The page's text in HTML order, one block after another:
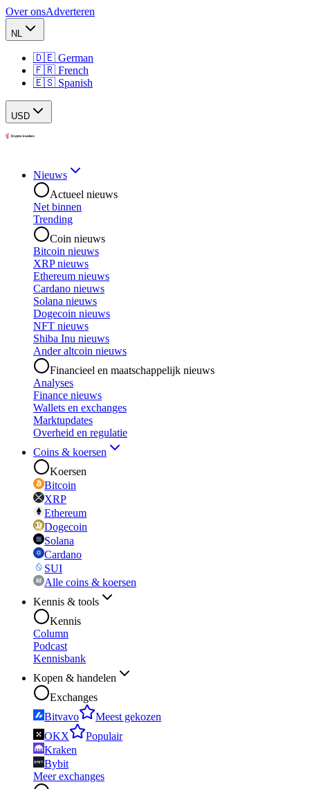
Over onsAdverteren
NL
🇩🇪 German
🇫🇷 French
🇪🇸 Spanish
USD
Nieuws
Actueel nieuws
Net binnen
Trending
Coin nieuws
Bitcoin nieuws
XRP nieuws
Ethereum nieuws
Cardano nieuws
Solana nieuws
Dogecoin nieuws
NFT nieuws
Shiba Inu nieuws
Ander altcoin nieuws
Financieel en maatschappelijk nieuws
Analyses
Finance nieuws
Wallets en exchanges
Marktupdates
Overheid en regulatie
Coins & koersen
Koersen
Bitcoin
XRP
Ethereum
Dogecoin
Solana
Cardano
SUI
Alle coins & koersen
Kennis & tools
Kennis
Column
Podcast
Kennisbank
Kopen & handelen
Exchanges
Bitvavo
Meest gekozen
OKX
Populair
Kraken
Bybit
Meer exchanges